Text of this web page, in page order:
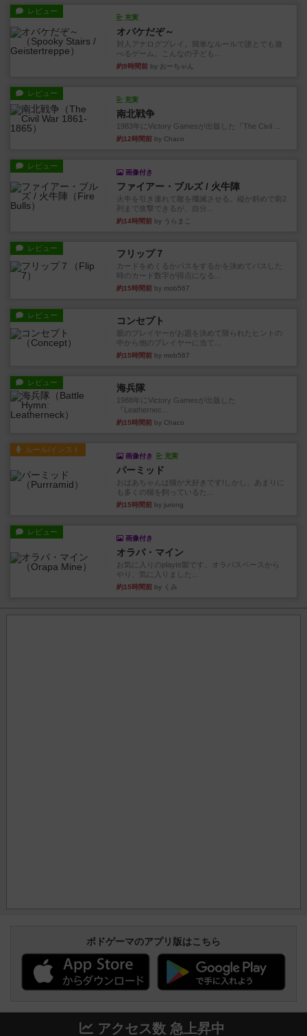
レビュー
充実
オバケだぞ～
対人アナログプレイ。簡単なルールで誰とでも遊
べるゲーム。こんなの子ども...
約9時間前 by おーちゃん
レビュー
充実
南北戦争
1983年にVictory Gamesが出版した『The Civil ...
約12時間前 by Chaco
レビュー
画像付き
ファイアー・ブルズ / 火牛陣
火牛を引き連れて敵を殲滅させる。縦か斜めで前2
列まで攻撃できるが、自分...
約14時間前 by うらまこ
レビュー フリップ７
カードをめくるかパスをするかを決めてパスした
時のカード数字が得点になる...
約15時間前 by mob567
レビュー コンセプト
親のプレイヤーがお題を決めて限られたヒントの
中から他のプレイヤーに当て...
約15時間前 by mob567
レビュー 海兵隊
1988年にVictory Gamesが出版した
『Leathernec...
約15時間前 by Chaco
ルール/インスト
画像付き 充実
パーミッド
おばあちゃんは猫が大好きです!しかし、あまりに
も多くの猫を飼っているた...
約15時間前 by jurong
レビュー
画像付き
オラパ・マイン
お気に入りのplayte製です。オラパスペースから
やり、気に入りました...
約15時間前 by くみ
ボドゲーマのアプリ版はこちら
アクセス数 急上昇中